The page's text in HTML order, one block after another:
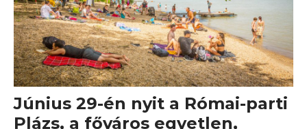
Június 29-én nyit a Római-parti
Plázs, a főváros egyetlen,